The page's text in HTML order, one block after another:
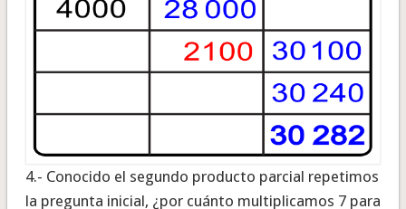
4.- Conocido el segundo producto parcial repetimos
la pregunta inicial, ¿por cuánto multiplicamos 7 para